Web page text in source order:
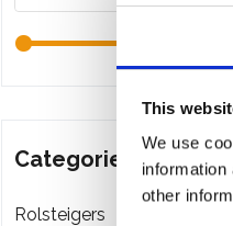
This
We use
other
Categorieën
Rolsteigers